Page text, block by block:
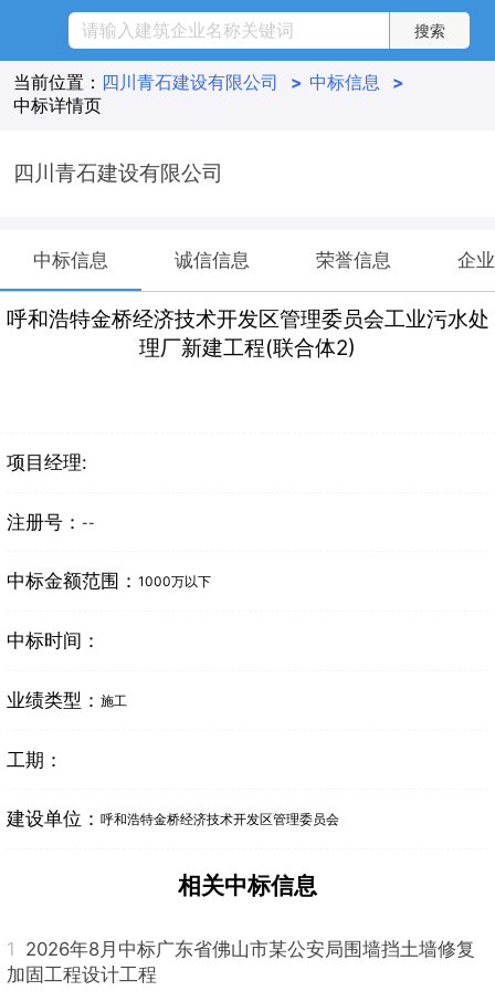
当前位置： 四川青石建设有限公司 > 中标信息
>
中标详情页
四川青石建设有限公司
中标信息 诚信信息 荣誉信息 企
呼和浩特金桥经济技术开发区管理委员会工业污水处
理厂新建工程(联合体2)
项目经理:
注册号： --
中标金额范围： 1000万以下
中标时间：
业绩类型： 施工
工期：
建设单位： 呼和浩特金桥经济技术开发区管理委员会
相关中标信息
1 2026年8月中标广东省佛山市某公安局围墙挡土墙修复
加固工程设计工程